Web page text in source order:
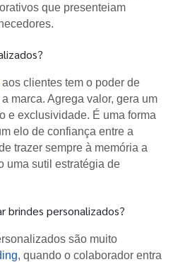
que presenteiam
aos clientes tem o poder de
marca. Agrega valor, gera um
e exclusividade. É uma forma
elo de confiança entre a
trazer sempre à memória a
uma sutil estratégia de
brindes personalizados?
são muito
, quando o colaborador entra